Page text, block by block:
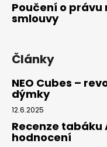
Poučení o
smlouvy
Články
NEO Cubes –
dýmky
12.6.2025
Recenze
hodnocení